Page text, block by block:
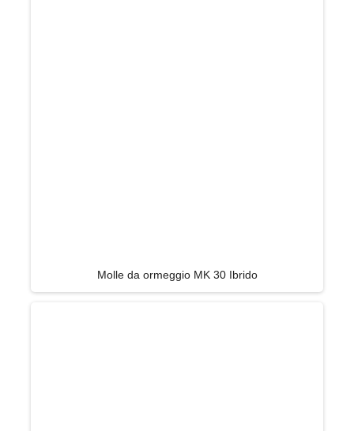
Molle da ormeggio MK 30 Ibrido